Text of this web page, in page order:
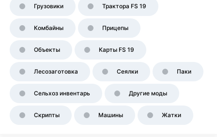
Грузовики Трактора FS 19
Комбайны Прицепы
Объекты Карты FS 19
Лесозаготовка Сеялки Паки
Сельхоз инвентарь Другие моды
Скрипты Машины Жатки